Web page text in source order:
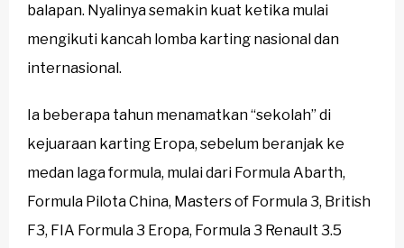
balapan. Nyalinya semakin kuat ketika mulai
mengikuti kancah lomba karting nasional dan
internasional.
Ia beberapa tahun menamatkan “sekolah” di
kejuaraan karting Eropa, sebelum beranjak ke
medan laga formula, mulai dari Formula Abarth,
Formula Pilota China, Masters of Formula 3, British
F3, FIA Formula 3 Eropa, Formula 3 Renault 3.5